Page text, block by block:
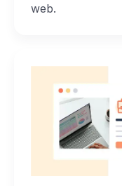
web.